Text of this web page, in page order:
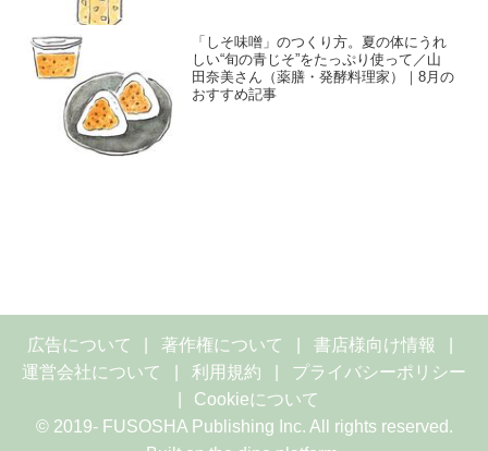
「しそ味噌」のつくり方。夏の体にうれ
しい“旬の青じそ”をたっぷり使って／山
田奈美さん（薬膳・発酵料理家）｜8月の
おすすめ記事
広告について 著作権について
書店様向け情報
運営会社について
利用規約
プライバシーポリシー
Cookieについて
© 2019- FUSOSHA Publishing Inc. All rights reserved.